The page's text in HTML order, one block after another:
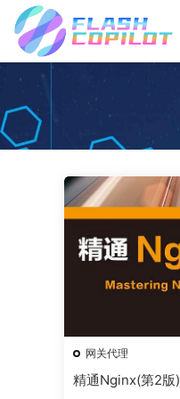
网关代理
精通Nginx(第2版)